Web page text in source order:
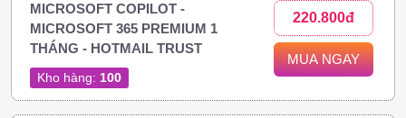
MICROSOFT COPILOT -
MICROSOFT 365 PREMIUM 1
THÁNG - HOTMAIL TRUST
Kho hàng: 100
220.800đ
MUA NGAY